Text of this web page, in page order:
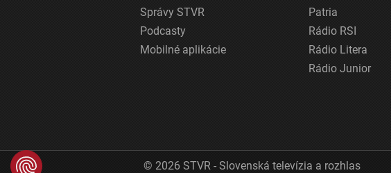
Správy STVR
Podcasty
Mobilné aplikácie
Patria
Rádio RSI
Rádio Litera
Rádio Junior
© 2026 STVR - Slovenská televízia a rozhlas